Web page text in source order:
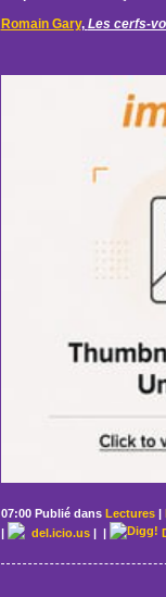
Romain Gary, Les cerfs-
07:00 Publié dans Lectures|
|
del.icio.us| |